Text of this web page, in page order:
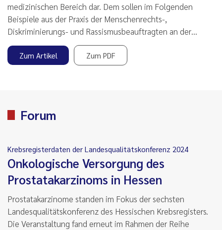
medizinischen Bereich dar. Dem sollen im Folgenden
Beispiele aus der Praxis der Menschenrechts-,
Diskriminierungs- und Rassismusbeauftragten an der…
Zum Artikel Zum PDF
Forum
Krebsregisterdaten der Landesqualitätskonferenz 2024
Onkologische Versorgung des
Prostatakarzinoms in Hessen
Prostatakarzinome standen im Fokus der sechsten
Landesqualitätskonferenz des Hessischen Krebsregisters.
Die Veranstaltung fand erneut im Rahmen der Reihe